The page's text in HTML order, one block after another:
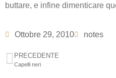
buttare, e infine dimenticare
Ottobre 29, 2010 notes
PRECEDENTE
Capelli neri